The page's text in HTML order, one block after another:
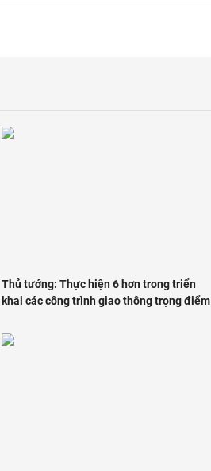
Thủ tướng: Thực hiện 6 hơn trong triển
khai các công trình giao thông trọng điểm